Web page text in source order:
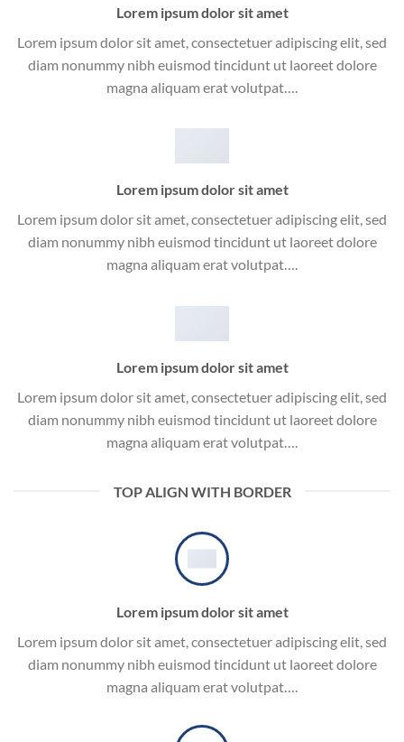
Lorem ipsum dolor sit amet
Lorem ipsum dolor sit amet, consectetuer adipiscing elit, sed
diam nonummy nibh euismod tincidunt ut laoreet dolore
magna aliquam erat volutpat….
Lorem ipsum dolor sit amet
Lorem ipsum dolor sit amet, consectetuer adipiscing elit, sed
diam nonummy nibh euismod tincidunt ut laoreet dolore
magna aliquam erat volutpat….
Lorem ipsum dolor sit amet
Lorem ipsum dolor sit amet, consectetuer adipiscing elit, sed
diam nonummy nibh euismod tincidunt ut laoreet dolore
magna aliquam erat volutpat….
TOP ALIGN WITH BORDER
Lorem ipsum dolor sit amet
Lorem ipsum dolor sit amet, consectetuer adipiscing elit, sed
diam nonummy nibh euismod tincidunt ut laoreet dolore
magna aliquam erat volutpat….